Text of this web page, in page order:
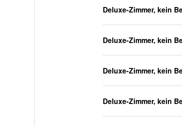
Deluxe-Zimmer, kein
Deluxe-Zimmer, kein
Deluxe-Zimmer, kein
Deluxe-Zimmer, kein